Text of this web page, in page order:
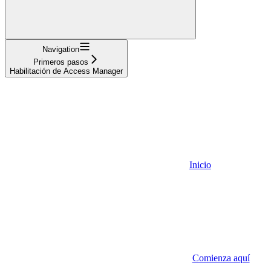
Navigation
Primeros pasos
Habilitación de Access Manager
Inicio
Comienza aquí